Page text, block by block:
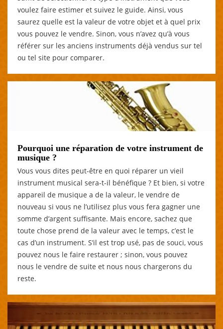
voulez faire estimer et suivez le guide. Ainsi, vous
saurez quelle est la valeur de votre objet et à quel prix
vous pouvez le vendre. Sinon, vous n’avez qu’à vous
référer sur les anciens instruments déjà vendus sur tel
ou tel site pour comparer.
Pourquoi une réparation de votre instrument de
musique ?
Vous vous dites peut-être en quoi réparer un vieil
instrument musical sera-t-il bénéfique ? Et bien, si votre
appareil de musique a de la valeur, le vendre de
nouveau si vous ne l’utilisez plus vous fera gagner une
somme d’argent suffisante. Mais encore, sachez que
toute chose prend de la valeur avec le temps, c’est le
cas d’un instrument. S’il est trop usé, pas de souci, vous
pouvez nous le faire restaurer ; sinon, vous pouvez
nous le vendre de suite et nous nous chargerons du
reste.